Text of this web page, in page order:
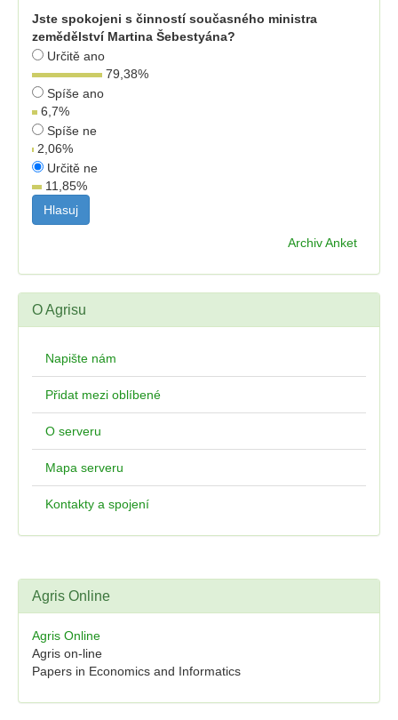
Jste spokojeni s činností současného ministra
zemědělství Martina Šebestyána?
Určitě ano
79,38%
Spíše ano
6,7%
Spíše ne
2,06%
Určitě ne
11,85%
Archiv Anket
O Agrisu
Napište nám
Přidat mezi oblíbené
O serveru
Mapa serveru
Kontakty a spojení
Agris Online
Agris Online
Agris on-line
Papers in Economics and Informatics